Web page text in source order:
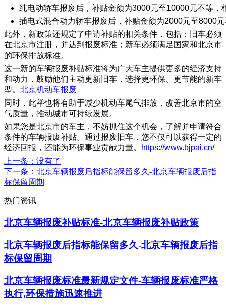
纯电动轿车报废后，补贴金额为3000元至10000元不等
插电式混合动力轿车报废后，补贴金额为2000元至8000
此外，新政策还规定了申请补贴的相关条件，包括：旧车必须
在北京市注册，并达到报废标准；新车必须满足国家和北京市
的环保排放标准。
这一新的车辆报废补贴标准将为广大车主提供更多的经济支持
和动力，鼓励他们主动更新旧车，选择更环保、更节能的新车
型。 北京机动车报废
同时，此举也将有助于减少机动车尾气排放，改善北京市的空
气质量，推动城市可持续发展。
如果您是北京市的车主，不妨抓住这个机会，了解并申请符合
条件的车辆报废补贴。通过报废旧车，您不仅可以获得一定的
经济回报，还能为环保事业贡献力量。
https://www.bjpai.cn/
上一条 ：没有了
下一条 ：北京车辆报废后指标能保留多久-北京车辆报废后指
标保留周期
热门资讯
北京车辆报废补贴标准-北京车辆报废补贴政策
北京车辆报废后指标能保留多久-北京车辆报废后指
标保留周期
北京车辆报废标准最新规定文件-车辆报废标准严格
执行,环保措施迅速推进